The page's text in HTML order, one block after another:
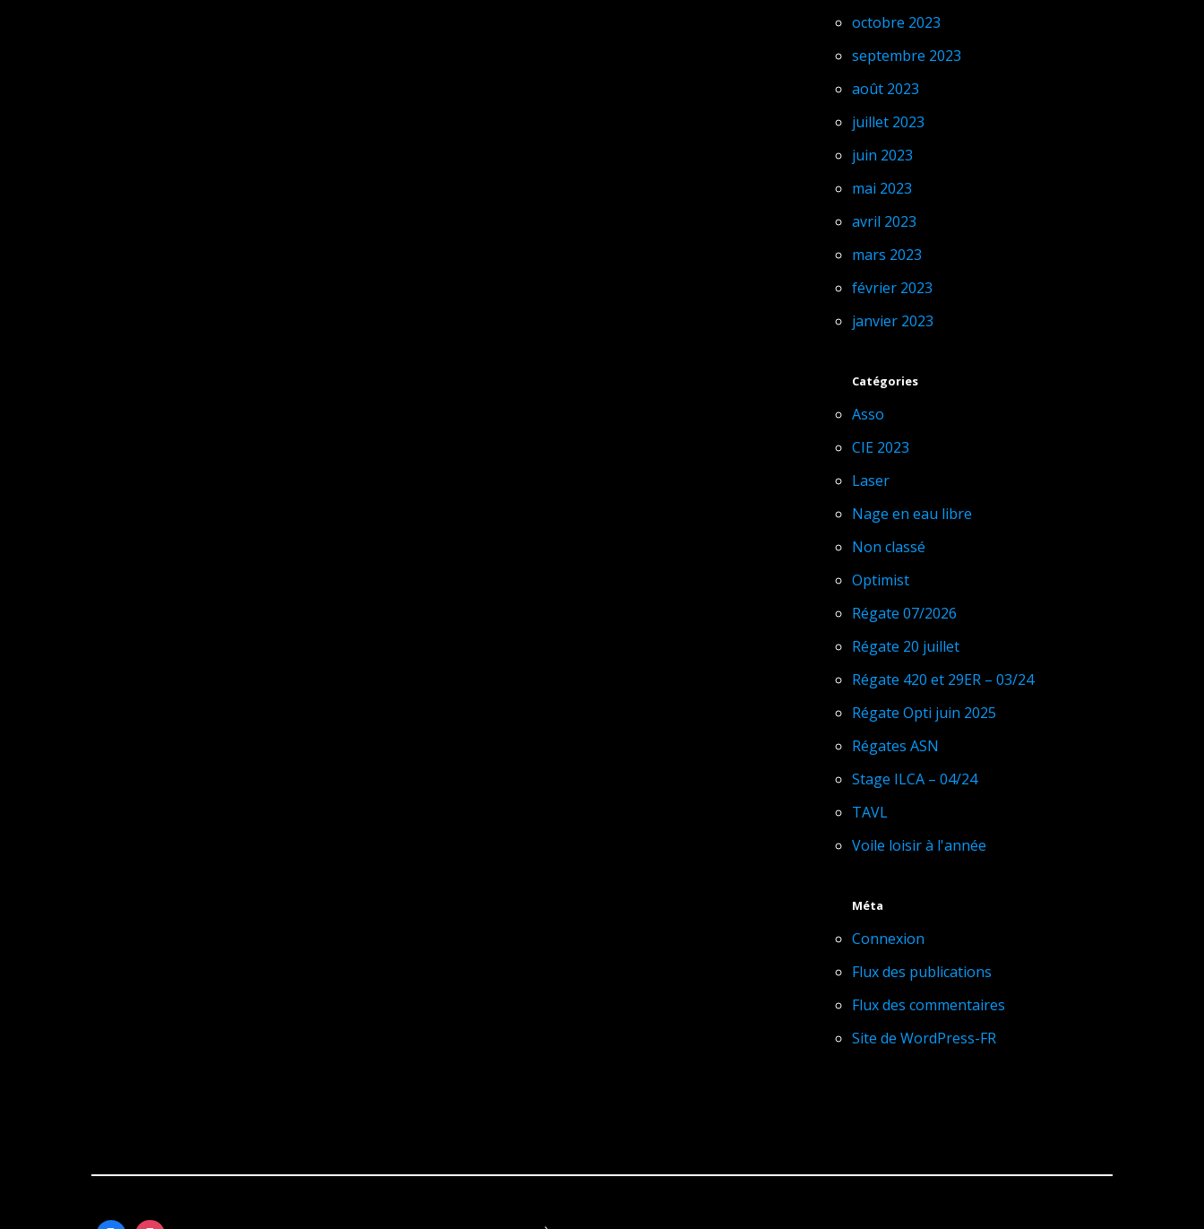
octobre 2023
septembre 2023
août 2023
juillet 2023
juin 2023
mai 2023
avril 2023
mars 2023
février 2023
janvier 2023
Catégories
Asso
CIE 2023
Laser
Nage en eau libre
Non classé
Optimist
Régate 07/2026
Régate 20 juillet
Régate 420 et 29ER – 03/24
Régate Opti juin 2025
Régates ASN
Stage ILCA – 04/24
TAVL
Voile loisir à l'année
Méta
Connexion
Flux des publications
Flux des commentaires
Site de WordPress-FR